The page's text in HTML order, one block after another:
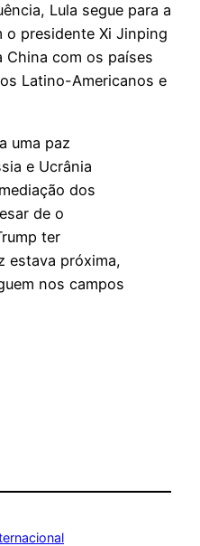
Lula segue para a
o presidente Xi Jinping
com os países
Latino-Americanos e
uma paz
e Ucrânia
dos
de o
ter
estava próxima,
nos campos